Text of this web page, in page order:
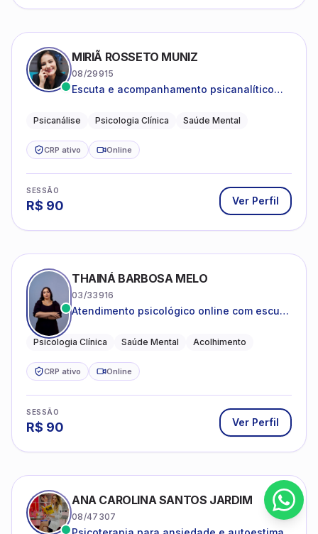
MIRIÃ ROSSETO MUNIZ
08/29915
Escuta e acompanhamento psicanalítico
Psicanálise Psicologia Clínica Saúde Mental
CRP ativo Online
SESSÃO
R$ 90 Ver Perfil
THAINÁ BARBOSA MELO
03/33916
Atendimento psicológico online com escuta
emocional
Psicologia Clínica Saúde Mental Acolhimento
CRP ativo Online
SESSÃO
R$ 90 Ver Perfil
ANA CAROLINA SANTOS JARDIM
08/47307